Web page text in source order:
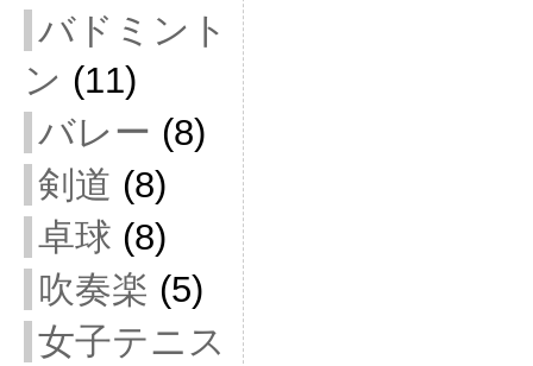
バドミント
ン (11)
バレー (8)
剣道 (8)
卓球 (8)
吹奏楽 (5)
女子テニス